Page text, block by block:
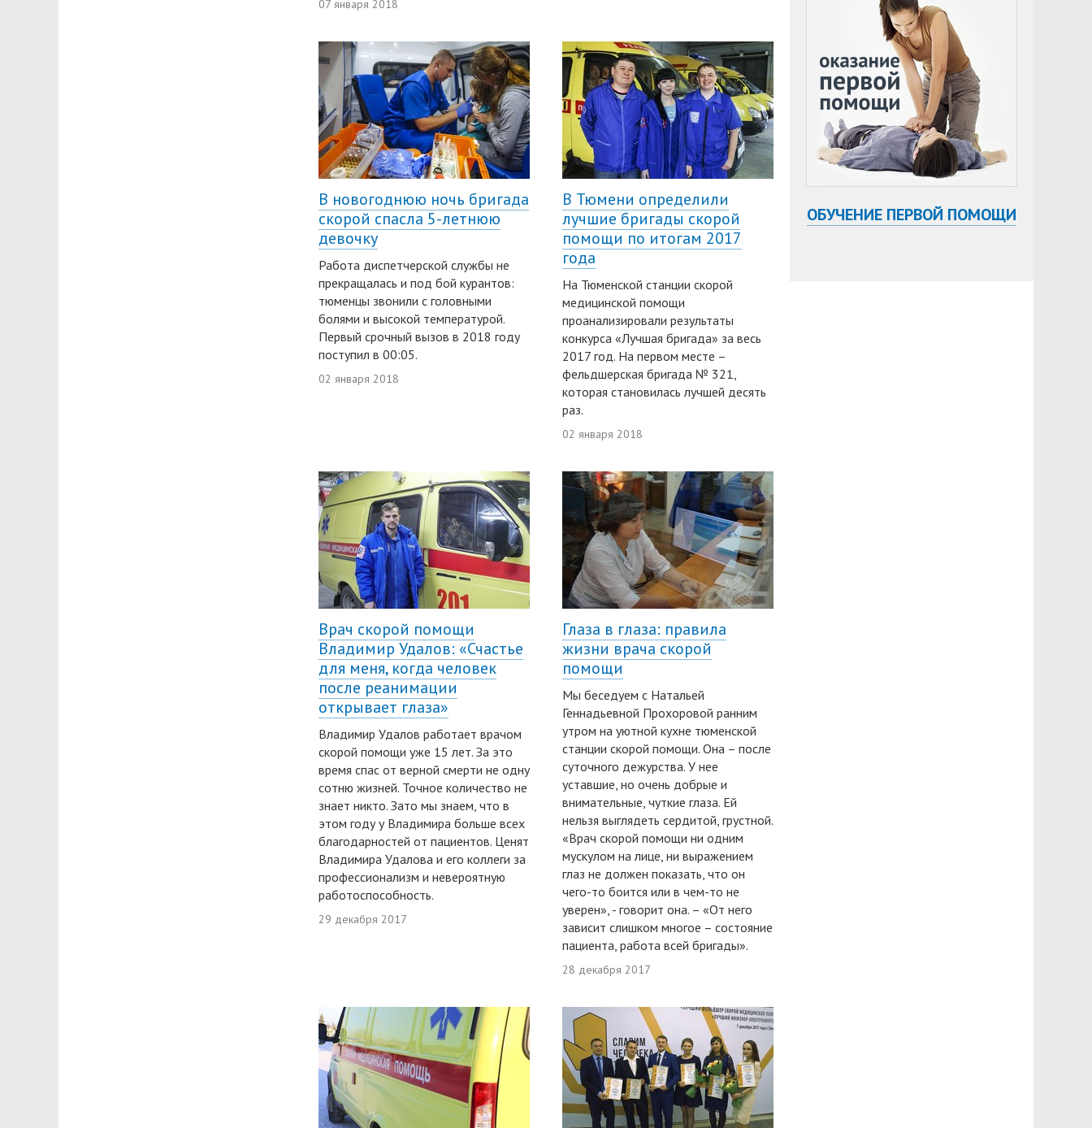
07 января 2018
В новогоднюю ночь бригада
скорой спасла 5-летнюю
девочку
Работа диспетчерской службы не
прекращалась и под бой курантов:
тюменцы звонили с головными
болями и высокой температурой.
Первый срочный вызов в 2018 году
поступил в 00:05.
02 января 2018
В Тюмени определили
лучшие бригады скорой
помощи по итогам 2017
года
На Тюменской станции скорой
медицинской помощи
проанализировали результаты
конкурса «Лучшая бригада» за весь
2017 год. На первом месте –
фельдшерская бригада № 321,
которая становилась лучшей десять
раз.
02 января 2018
Врач скорой помощи
Владимир Удалов: «Счастье
для меня, когда человек
после реанимации
открывает глаза»
Владимир Удалов работает врачом
скорой помощи уже 15 лет. За это
время спас от верной смерти не одну
сотню жизней. Точное количество не
знает никто. Зато мы знаем, что в
этом году у Владимира больше всех
благодарностей от пациентов. Ценят
Владимира Удалова и его коллеги за
профессионализм и невероятную
работоспособность.
29 декабря 2017
Глаза в глаза: правила
жизни врача скорой
помощи
Мы беседуем с Натальей
Геннадьевной Прохоровой ранним
утром на уютной кухне тюменской
станции скорой помощи. Она – после
суточного дежурства. У нее
уставшие, но очень добрые и
внимательные, чуткие глаза. Ей
нельзя выглядеть сердитой, грустной.
«Врач скорой помощи ни одним
мускулом на лице, ни выражением
глаз не должен показать, что он
чего-то боится или в чем-то не
уверен», - говорит она. – «От него
зависит слишком многое – состояние
пациента, работа всей бригады».
28 декабря 2017
ОБУЧЕНИЕ ПЕРВОЙ ПОМОЩИ